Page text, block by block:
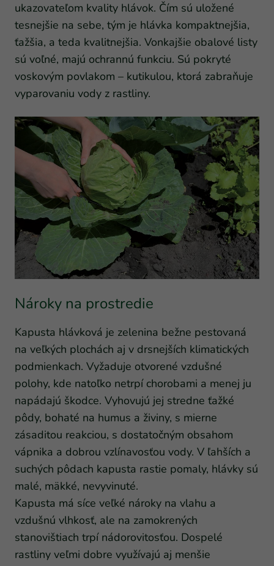
ukazovateľom kvality hlávok. Čím sú uložené
tesnejšie na sebe, tým je hlávka kompaktnejšia,
ťažšia, a teda kvalitnejšia. Vonkajšie obalové listy
sú voľné, majú ochrannú funkciu. Sú pokryté
voskovým povlakom – kutikulou, ktorá zabraňuje
vyparovaniu vody z rastliny.
Nároky na prostredie
Kapusta hlávková je zelenina bežne pestovaná
na veľkých plochách aj v drsnejších klimatických
podmienkach. Vyžaduje otvorené vzdušné
polohy, kde natoľko netrpí chorobami a menej ju
napádajú škodce. Vyhovujú jej stredne ťažké
pôdy, bohaté na humus a živiny, s mierne
zásaditou reakciou, s dostatočným obsahom
vápnika a dobrou vzlínavosťou vody. V ľahších a
suchých pôdach kapusta rastie pomaly, hlávky sú
malé, mäkké, nevyvinuté.
Kapusta má síce veľké nároky na vlahu a
vzdušnú vlhkosť, ale na zamokrených
stanovištiach trpí nádorovitosťou. Dospelé
rastliny veľmi dobre využívajú aj menšie